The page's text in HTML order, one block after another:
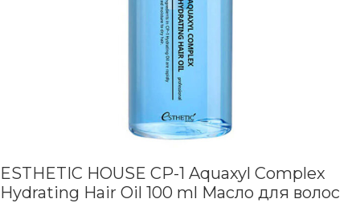
ESTHETIC HOUSE CP-1 Aquaxyl Complex
Hydrating Hair Oil 100 ml Масло для волос